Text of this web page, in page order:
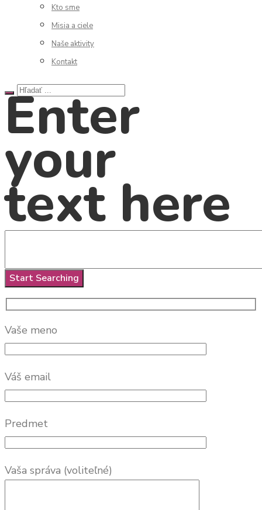
Kto sme
Misia a ciele
Naše aktivity
Kontakt
Enter
your
text here
Vaše meno
Váš email
Predmet
Vaša správa (voliteľné)